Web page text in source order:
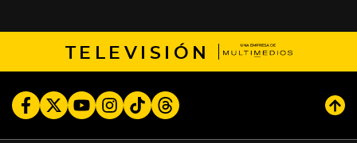
TELEVISIÓN
FacebookTwitterYoutubeInstagram
TikTokThreads